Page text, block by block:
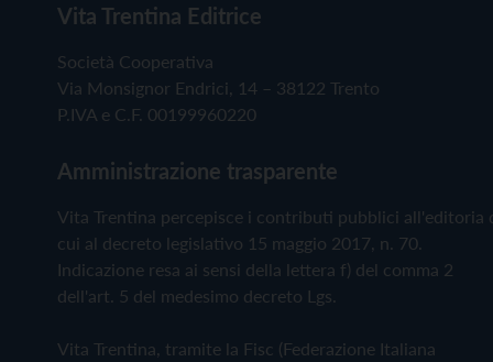
Vita Trentina Editrice
Società Cooperativa
Via Monsignor Endrici, 14 – 38122 Trento
P.IVA e C.F. 00199960220
Amministrazione trasparente
Vita Trentina percepisce i contributi pubblici all'editoria
cui al decreto legislativo 15 maggio 2017, n. 70.
Indicazione resa ai sensi della lettera f) del comma 2
dell'art. 5 del medesimo decreto Lgs.
Vita Trentina, tramite la Fisc (Federazione Italiana